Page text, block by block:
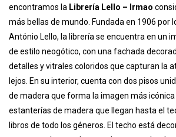
encontramos la Librería Lello – Irmao
más bellas de mundo. Fundada en 1906 por
António Lello, la librería se encuentra en un
de estilo neogótico, con una fachada
detalles y vitrales coloridos que capturan la
lejos. En su interior, cuenta con dos pisos
de madera que forma la imagen más icónica
estanterías de madera que llegan hasta el
libros de todo los géneros. El techo está